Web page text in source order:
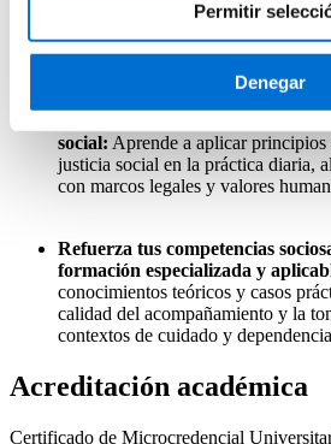
Permitir
Denegar
Formación reconocida:Obtendrás
Universidad de Barcelona y
Integra la ética y los derechos en
social: Aprende a aplicar
justicia social en la práctica diaria,
con marcos legales y valores
Refuerza tus competencias
formación especializada y
conocimientos teóricos y casos
calidad del acompañamiento y la
contextos de cuidado y
Acreditación académica
Certificado de Microcredencial